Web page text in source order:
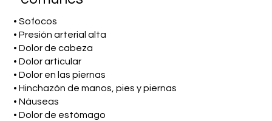
• Sofocos
• Presión arterial alta
• Dolor de cabeza
• Dolor articular
• Dolor en las piernas
• Hinchazón de manos, pies y piernas
• Náuseas
• Dolor de estómago